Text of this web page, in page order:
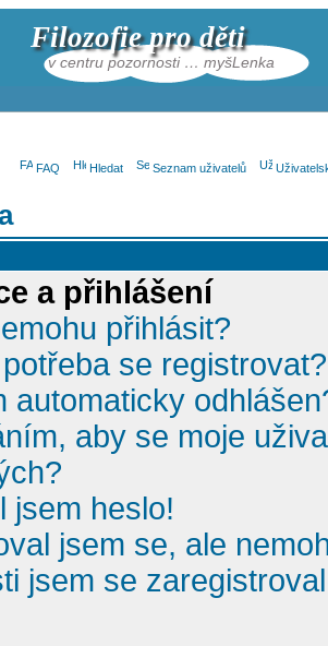
Filozofie pro děti
v centru pozornosti … myšLenka
FAQ Hledat Seznam uživatelů
a přihlášení
přihlásit?
se registrovat?
automaticky
aby se moje
jsem heslo!
jsem se, ale
jsem se